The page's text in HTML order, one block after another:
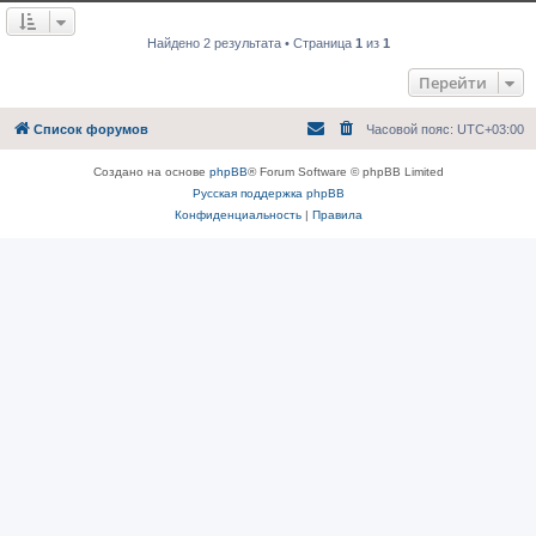
е
Найдено 2 результата • Страница 1 из 1
Перейти
Список форумов Часовой пояс: UTC+03:00
Создано на основе phpBB® Forum Software © phpBB Limited
Русская поддержка phpBB
Конфиденциальность| Правила